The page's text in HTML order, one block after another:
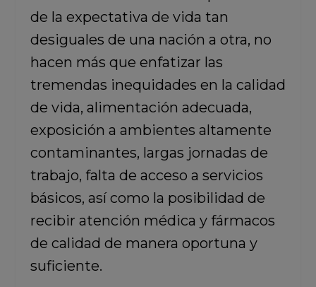
de la expectativa de vida tan
desiguales de una nación a otra, no
hacen más que enfatizar las
tremendas inequidades en la calidad
de vida, alimentación adecuada,
exposición a ambientes altamente
contaminantes, largas jornadas de
trabajo, falta de acceso a servicios
básicos, así como la posibilidad de
recibir atención médica y fármacos
de calidad de manera oportuna y
suficiente.